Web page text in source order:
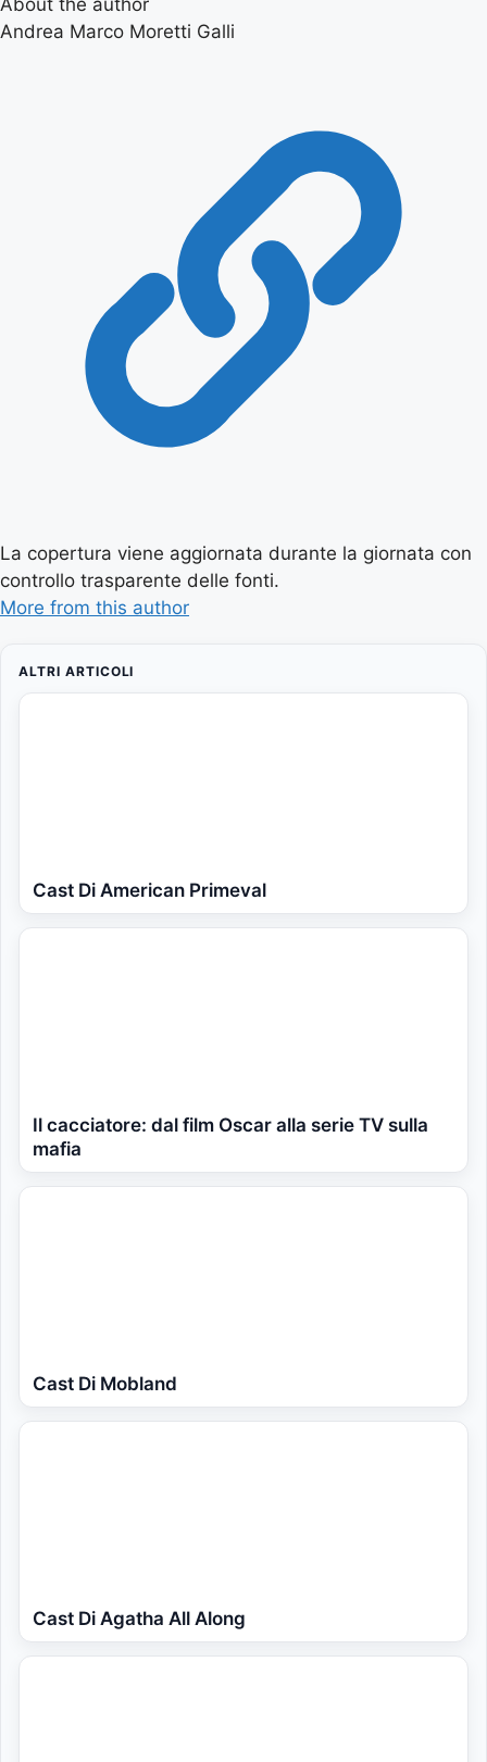
Andrea Marco Moretti Galli
La copertura viene aggiornata durante la giornata con
controllo trasparente delle fonti.
More from this author
ALTRI ARTICOLI
Cast Di American Primeval
Il cacciatore: dal film Oscar alla serie TV sulla
mafia
Cast Di Mobland
Cast Di Agatha All Along